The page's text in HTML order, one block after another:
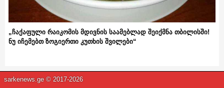
„ჩაქაფული რაიკომის მდივნის საამებლად შეიქმნა თბილისში!
ნუ იჩემებთ ზოგიერთი კუთხის შვილები“
sarkenews.ge © 2017-2026